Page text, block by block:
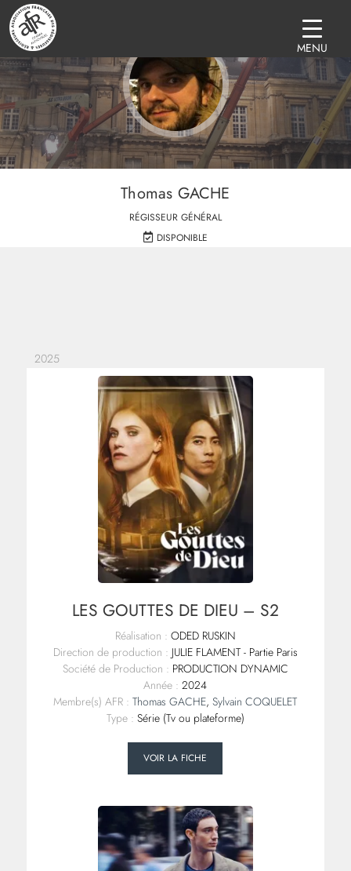
Thomas GACHE
RÉGISSEUR GÉNÉRAL
DISPONIBLE
2025
LES GOUTTES DE DIEU – S2
Réalisation : ODED RUSKIN
Direction de production : JULIE FLAMENT - Partie Paris
Société de Production : PRODUCTION DYNAMIC
Année : 2024
Membre(s) AFR : Thomas GACHE,Sylvain COQUELET
Type : Série (Tv ou plateforme)
VOIR LA FICHE
MENU